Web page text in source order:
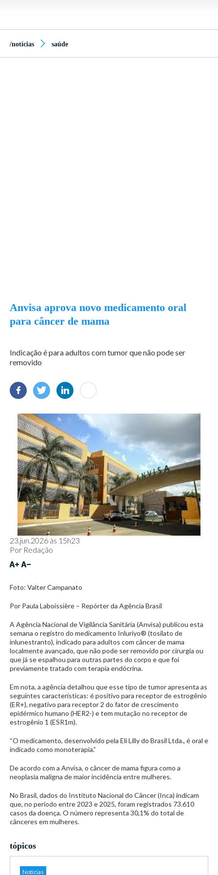
/notícias saúde
Anvisa aprova novo medicamento oral
para câncer de mama
Indicação é para adultos com tumor que não pode ser
removido
23.jun.2026 às 15h23
Por Redação
Foto: Valter Campanato
Por Paula Laboissière – Repórter da Agência Brasil
A Agência Nacional de Vigilância Sanitária (Anvisa) publicou esta
semana o registro do medicamento Inluriyo® (tosilato de
inlunestranto), indicado para adultos com câncer de mama
localmente avançado, que não pode ser removido por cirurgia ou
que já se espalhou para outras partes do corpo e que foi
previamente tratado com terapia endócrina.
Em nota, a agência detalhou que esse tipo de tumor apresenta as
seguintes características: é positivo para receptor de estrogênio
(ER+), negativo para receptor 2 do fator de crescimento
epidérmico humano (HER2-) e tem mutação no receptor de
estrogênio 1 (ESR1m).
“O medicamento, desenvolvido pela Eli Lilly do Brasil Ltda., é oral e
indicado como monoterapia.”
De acordo com a Anvisa, o câncer de mama figura como a
neoplasia maligna de maior incidência entre mulheres.
No Brasil, dados do Instituto Nacional do Câncer (Inca) indicam
que, no período entre 2023 e 2025, foram registrados 73.610
casos da doença. O número representa 30,1% do total de
cânceres em mulheres.
tópicos
Notícias